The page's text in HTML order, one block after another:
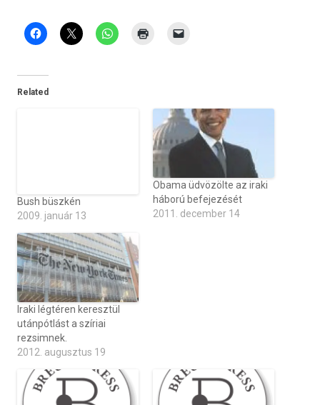
Related
Bush büszkén
2009. január 13
Obama üdvözölte az iraki
háború befejezését
2011. december 14
Iraki légtéren keresztül
utánpótlást a szíriai
rezsimnek.
2012. augusztus 19